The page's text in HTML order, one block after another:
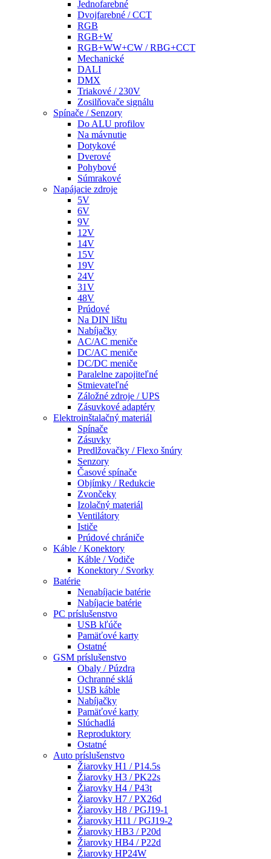
Jednofarebné
Dvojfarebné / CCT
RGB
RGB+W
RGB+WW+CW / RBG+CCT
Mechanické
DALI
DMX
Triakové / 230V
Zosilňovače signálu
Spínače / Senzory
Do ALU profilov
Na mávnutie
Dotykové
Dverové
Pohybové
Súmrakové
Napájacie zdroje
5V
6V
9V
12V
14V
15V
19V
24V
31V
48V
Prúdové
Na DIN lištu
Nabíjačky
AC/AC meniče
DC/AC meniče
DC/DC meniče
Paralelne zapojiteľné
Stmievateľné
Záložné zdroje / UPS
Zásuvkové adaptéry
Elektroinštalačný materiál
Spínače
Zásuvky
Predlžovačky / Flexo šnúry
Senzory
Časové spínače
Objímky / Redukcie
Zvončeky
Izolačný materiál
Ventilátory
Ističe
Prúdové chrániče
Káble / Konektory
Káble / Vodiče
Konektory / Svorky
Batérie
Nenabíjacie batérie
Nabíjacie batérie
PC príslušenstvo
USB kľúče
Pamäťové karty
Ostatné
GSM príslušenstvo
Obaly / Púzdra
Ochranné sklá
USB káble
Nabíjačky
Pamäťové karty
Slúchadlá
Reproduktory
Ostatné
Auto príslušenstvo
Žiarovky H1 / P14.5s
Žiarovky H3 / PK22s
Žiarovky H4 / P43t
Žiarovky H7 / PX26d
Žiarovky H8 / PGJ19-1
Žiarovky H11 / PGJ19-2
Žiarovky HB3 / P20d
Žiarovky HB4 / P22d
Žiarovky HP24W